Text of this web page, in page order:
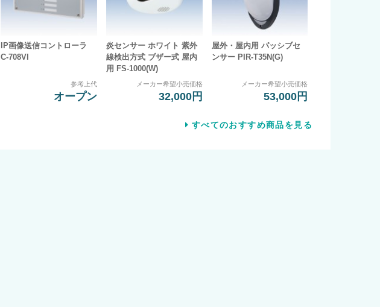
IP画像送信コントローラ
C-708VI
参考上代
オープン
炎センサー ホワイト 紫外
線検出方式 ブザー式 屋内
用 FS-1000(W)
メーカー希望小売価格
32,000円
屋外・屋内用 パッシブセ
ンサー PIR-T35N(G)
メーカー希望小売価格
53,000円
すべてのおすすめ商品を見る